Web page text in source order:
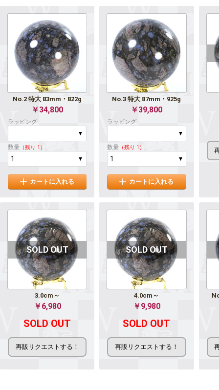
No.2 特大 83mm・822g
￥34,800
ラッピング
数量 （残り 1）
カートに入れる
No.3 特大 87mm・925g
￥39,800
ラッピング
数量 （残り 1）
カートに入れる
3.0cm～
￥6,980
SOLD OUT
4.0cm～
￥9,980
SOLD OUT